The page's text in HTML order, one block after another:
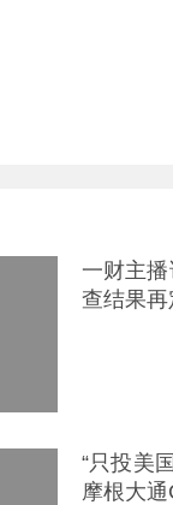
一财主
查结果再
“只投美
摩根大